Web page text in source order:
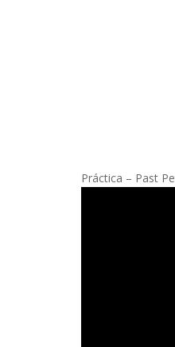
Práctica – Past